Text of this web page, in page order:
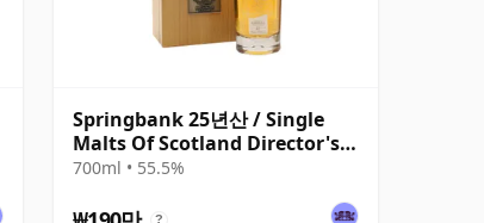
Springbank 25년산 / Single
Malts Of Scotland Director's
Special
700ml • 55.5%
?